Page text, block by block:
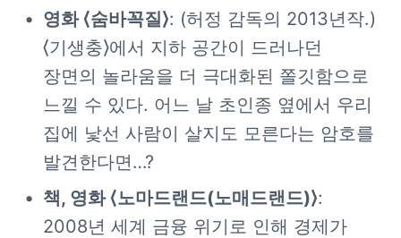
영화 ⟨숨바꼭질⟩: (허정 감독의 2013년작.)
⟨기생충⟩에서 지하 공간이 드러나던
장면의 놀라움을 더 극대화된 쫄깃함으로
느낄 수 있다. 어느 날 초인종 옆에서 우리
집에 낯선 사람이 살지도 모른다는 암호를
발견한다면…?
책, 영화 ⟨노마드랜드(노매드랜드)⟩:
2008년 세계 금융 위기로 인해 경제가